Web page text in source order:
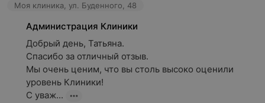
Моя клиника, ул. Буденного, 48
Администрация Клиники
Добрый день, Татьяна.
Спасибо за отличный отзыв.
Мы очень ценим, что вы столь высоко оценили
уровень Клиники!
С уваж...